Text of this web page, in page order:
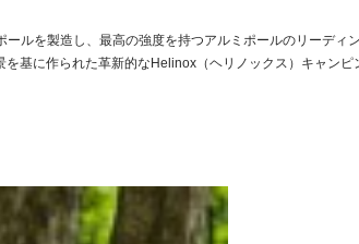
ルを製造し、最高の強度を持つアルミポールのリーデ
基に作られた革新的なHelinox（ヘリノックス）キャン